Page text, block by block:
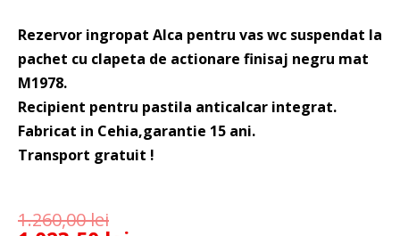
Rezervor ingropat Alca pentru vas wc suspendat la
pachet cu clapeta de actionare finisaj negru mat
M1978.
Recipient pentru pastila anticalcar integrat.
Fabricat in Cehia,garantie 15 ani.
Transport gratuit !
1.260,00lei